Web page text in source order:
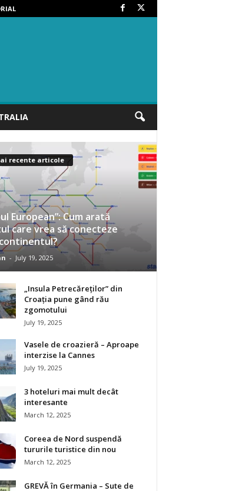
recente articole
European”: Cum arată
care vrea să conecteze
- July 19, 2025
„Insula Petrecăreților” din
Croația pune gând rău
zgomotului
July 19, 2025
Vasele de croazieră – Aproape
interzise la Cannes
July 19, 2025
3 hoteluri mai mult decât
interesante
March 12, 2025
Coreea de Nord suspendă
tururile turistice din nou
March 12, 2025
GREVĂ în Germania – Sute de